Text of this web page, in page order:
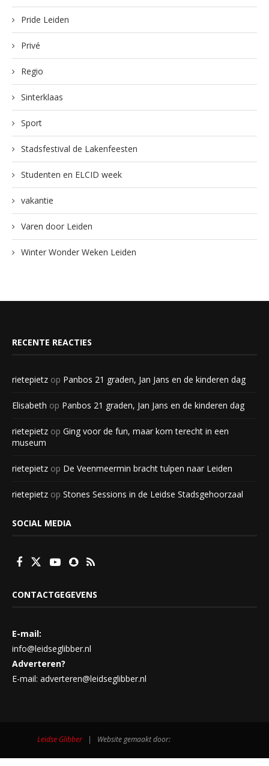
Pride Leiden
Privé
Regio
Sinterklaas
Sport
Stadsfestival de Lakenfeesten
Studenten en ELCID week
vakantie
Varen door Leiden
Winter Wonder Weken Leiden
RECENTE REACTIES
rietepietz op Panbos 21 graden, Jan Jans en de kinderen dag
Elisabeth op Panbos 21 graden, Jan Jans en de kinderen dag
rietepietz op Ging voor de fun, maar kom terecht in een
museum
rietepietz op De Veenmeermin bracht tulpen naar Leiden
rietepietz op Stones Sessions in de Leidse Stadsgehoorzaal
SOCIAL MEDIA
CONTACTGEGEVENS
E-mail:
info@leidseglibber.nl
Adverteren?
E-mail: adverteren@leidseglibber.nl
Leidse Glibber| Website gemaakt door: